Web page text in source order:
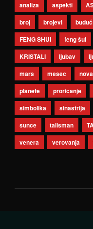
analiza aspekti
broj
brojevi
FENG SHUI
feng šui
KRISTALI
ljubav
mars
mesec
planete
proricanje
simbolika
sinastrija
sunce
talisman
venera
verovanja